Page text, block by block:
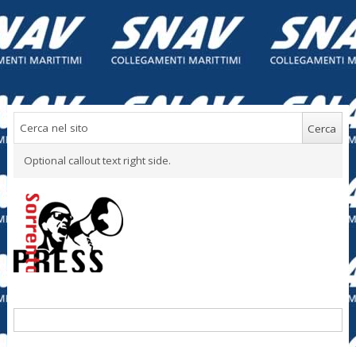
Optional callout text right side.